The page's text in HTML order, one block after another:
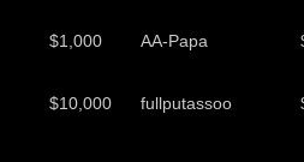
$1,000 AA-Papa
$10,000 fullputassoo